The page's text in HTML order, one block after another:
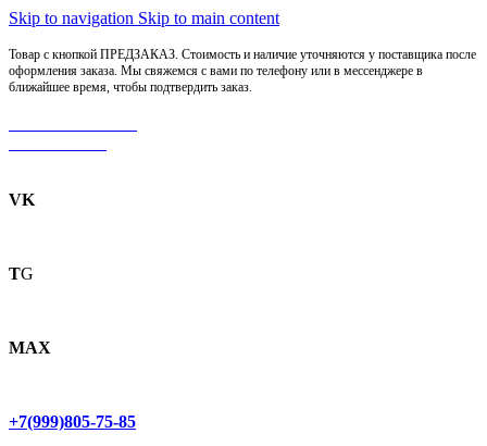
Skip to navigation Skip to main content
Товар с кнопкой ПРЕДЗАКАЗ. Стоимость и наличие уточняются у поставщика после
оформления заказа. Мы свяжемся с вами по телефону или в мессенджере в
ближайшее время, чтобы подтвердить заказ.
VK
TG
MAX
+7(999)805-75-85